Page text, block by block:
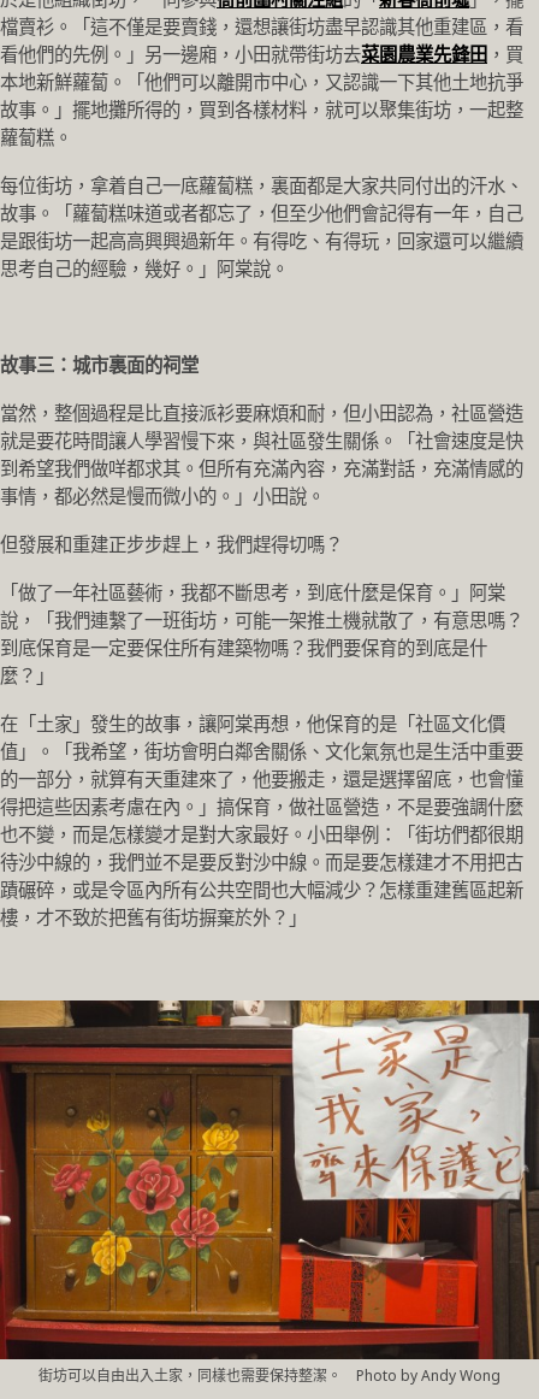
檔賣衫。「這不僅是要賣錢，還想讓街坊盡早認識其他重建區，看
看他們的先例。」另一邊廂，小田就帶街坊去菜園農業先鋒田 ，買
本地新鮮蘿蔔。「他們可以離開市中心，又認識一下其他土地抗爭
故事。」擺地攤所得的，買到各樣材料，就可以聚集街坊，一起整
蘿蔔糕。
每位街坊，拿着自己一底蘿蔔糕，裏面都是大家共同付出的汗水、
故事。「蘿蔔糕味道或者都忘了，但至少他們會記得有一年，自己
是跟街坊一起高高興興過新年。有得吃、有得玩，回家還可以繼續
思考自己的經驗，幾好。」阿棠說。
故事三：城市裏面的祠堂
當然，整個過程是比直接派衫要麻煩和耐，但小田認為，社區營造
就是要花時間讓人學習慢下來，與社區發生關係。「社會速度是快
到希望我們做咩都求其。但所有充滿內容，充滿對話，充滿情感的
事情，都必然是慢而微小的。」小田說。
但發展和重建正步步趕上，我們趕得切嗎？
「做了一年社區藝術，我都不斷思考，到底什麼是保育。」阿棠
說，「我們連繫了一班街坊，可能一架推土機就散了，有意思嗎？
到底保育是一定要保住所有建築物嗎？我們要保育的到底是什
麼？」
在「土家」發生的故事，讓阿棠再想，他保育的是「社區文化價
值」。「我希望，街坊會明白鄰舍關係、文化氣氛也是生活中重要
的一部分，就算有天重建來了，他要搬走，還是選擇留底，也會懂
得把這些因素考慮在內。」搞保育，做社區營造，不是要強調什麼
也不變，而是怎樣變才是對大家最好。小田舉例：「街坊們都很期
待沙中線的，我們並不是要反對沙中線。而是要怎樣建才不用把古
蹟碾碎，或是令區內所有公共空間也大幅減少？怎樣重建舊區起新
樓，才不致於把舊有街坊摒棄於外？」
街坊可以自由出入土家，同樣也需要保持整潔。 Photo by Andy Wong